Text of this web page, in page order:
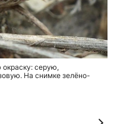
серую,
На снимке зелёно-